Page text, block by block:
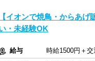
【イオンで焼鳥・からあ
・未経験OK
給与
時給1500円＋